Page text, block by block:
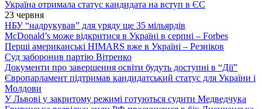
Україна отримала статус кандидата на вступ в ЄС
23 червня
НБУ “надрукував” для уряду ще 35 мільярдів
McDonald’s може відкритися в Україні в серпні – Forbes
Перші американські HIMARS вже в Україні – Резніков
Суд заборонив партію Вітренко
Документи про завершення освіти будуть доступні в “Дії”
Європарламент підтримав кандидатський статус для України і
Молдови
У Львові у закритому режимі готуються судити Медведчука